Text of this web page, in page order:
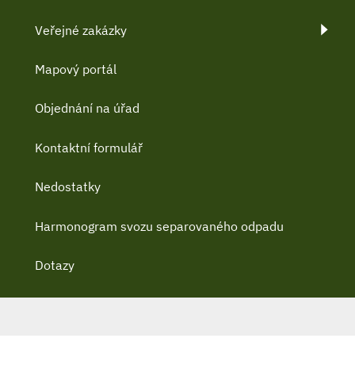
Veřejné zakázky
Mapový portál
Objednání na úřad
Kontaktní formulář
Nedostatky
Harmonogram svozu separovaného odpadu
Dotazy